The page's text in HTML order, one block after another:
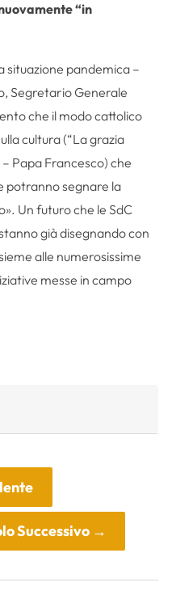
“in
situazione pandemica –
Segretario Generale
che il modo cattolico
cultura (“La grazia
– Papa Francesco) che
potranno segnare la
Un futuro che le SdC
già disegnando con
alle numerosissime
messe in campo
Successivo→